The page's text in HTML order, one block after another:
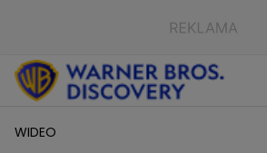
WIDEO